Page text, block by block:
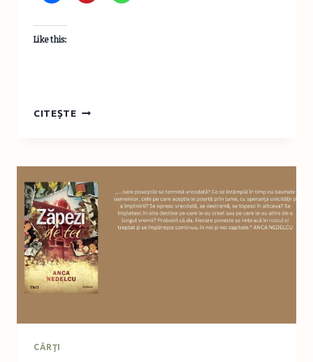
Like this:
CITEȘTEFRAGMENT
LA
ULTIMA
PAGINĂ,
MOIRA
MACDONALD
CĂRŢI